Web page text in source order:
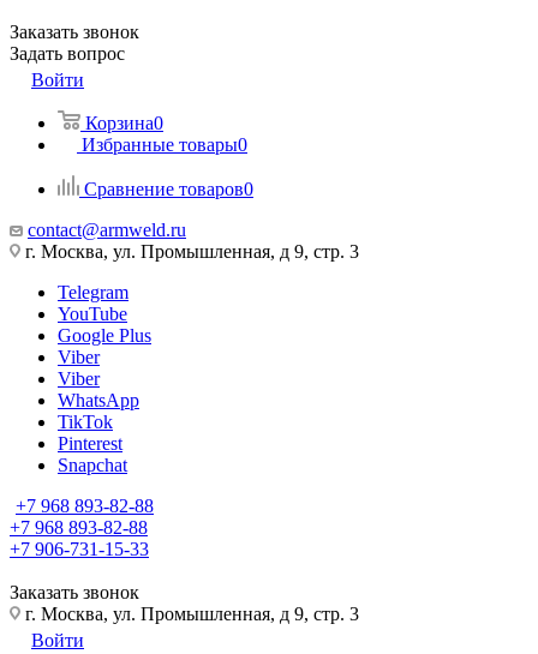
Заказать звонок
Задать вопрос
Войти
Корзина0
Избранные товары0
Сравнение товаров0
contact@armweld.ru
г. Москва, ул. Промышленная, д 9, стр. 3
Telegram
YouTube
Google Plus
Viber
Viber
WhatsApp
TikTok
Pinterest
Snapchat
+7 968 893-82-88
+7 968 893-82-88
+7 906-731-15-33
Заказать звонок
г. Москва, ул. Промышленная, д 9, стр. 3
Войти